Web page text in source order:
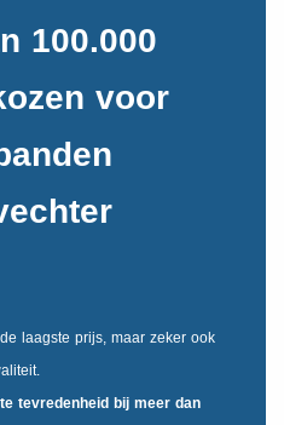
100.000
voor
laagste prijs, maar zeker ook
tevredenheid bij meer dan